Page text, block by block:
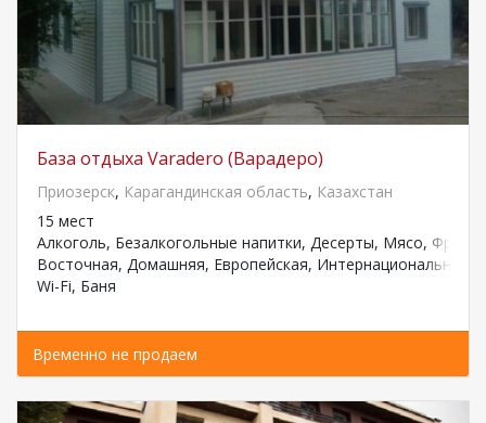
База отдыха Varadero (Варадеро)
Приозерск, Карагандинская область, Казахстан
15 мест
Алкоголь, Безалкогольные напитки, Десерты, Мясо, Фрукты
Восточная, Домашняя, Европейская, Интернациональная,
Wi-Fi, Баня
Временно не продаем